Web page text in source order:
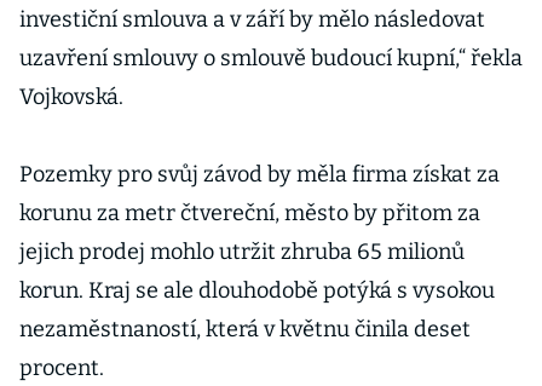
investiční smlouva a v září by mělo následovat
uzavření smlouvy o smlouvě budoucí kupní,“ řekla
Vojkovská.
Pozemky pro svůj závod by měla firma získat za
korunu za metr čtvereční, město by přitom za
jejich prodej mohlo utržit zhruba 65 milionů
korun. Kraj se ale dlouhodobě potýká s vysokou
nezaměstnaností, která v květnu činila deset
procent.